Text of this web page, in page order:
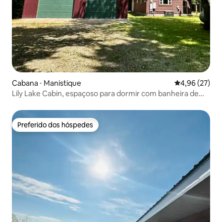
Cabana ⋅ Manistique 4,96 de uma
4,96 (27)
Lily Lake Cabin, espaçoso para dormir com banheira de
Preferido dos hóspedes
Preferido dos hóspedes